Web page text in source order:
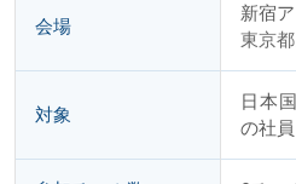
会場
新宿
東京
対象
日本
の社員